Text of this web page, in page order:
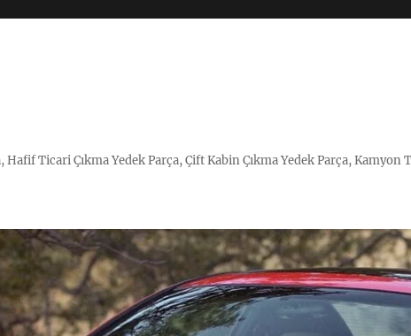
Hafif Ticari Çıkma Yedek Parça, Çift Kabin Çıkma Yedek Parça,